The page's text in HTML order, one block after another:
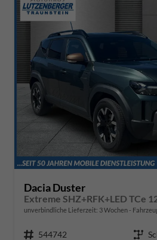
Dacia Duster
Extreme SHZ+RFK+LED TCe
unverbindliche Lieferzeit: 3 Wochen
Fahrzeugnr. 544742 Getriebe